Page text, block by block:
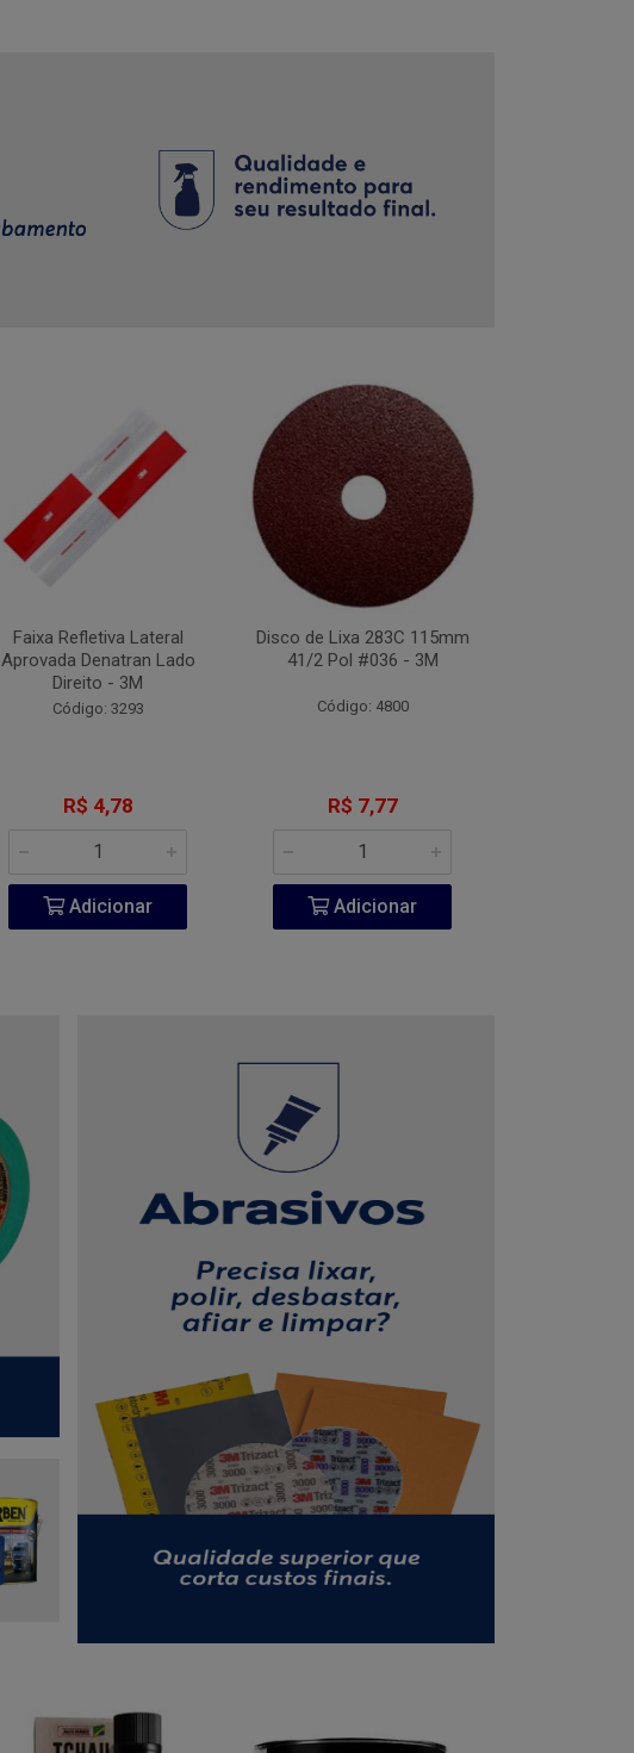
Faixa Refletiva Lateral
Aprovada Denatran Lado
Direito - 3M
Código: 3293
R$ 4,78
Adicionar
Disco de Lixa 283C 115mm
41/2 Pol #036 - 3M
Código: 4800
R$ 7,77
Adicionar